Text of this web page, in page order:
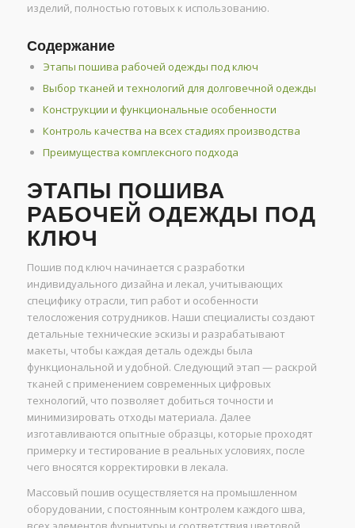
изделий, полностью готовых к использованию.
Содержание
Этапы пошива рабочей одежды под ключ
Выбор тканей и технологий для долговечной одежды
Конструкции и функциональные особенности
Контроль качества на всех стадиях производства
Преимущества комплексного подхода
ЭТАПЫ ПОШИВА
РАБОЧЕЙ ОДЕЖДЫ ПОД
КЛЮЧ
Пошив под ключ начинается с разработки
индивидуального дизайна и лекал, учитывающих
специфику отрасли, тип работ и особенности
телосложения сотрудников. Наши специалисты создают
детальные технические эскизы и разрабатывают
макеты, чтобы каждая деталь одежды была
функциональной и удобной. Следующий этап — раскрой
тканей с применением современных цифровых
технологий, что позволяет добиться точности и
минимизировать отходы материала. Далее
изготавливаются опытные образцы, которые проходят
примерку и тестирование в реальных условиях, после
чего вносятся корректировки в лекала.
Массовый пошив осуществляется на промышленном
оборудовании, с постоянным контролем каждого шва,